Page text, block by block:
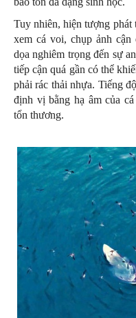
Tuy nhiên, hiện tượng
xem cá voi, chụp ảnh
dọa nghiêm trọng đến sự
tiếp cận quá gần có thể
phải rác thải nhựa. Tiếng
định vị bằng hạ âm của
tổn thương.